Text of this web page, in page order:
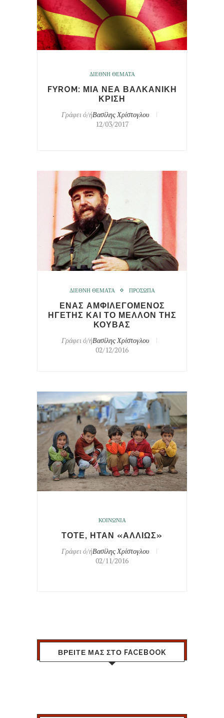
ΔΙΕΘΝΗ ΘΕΜΑΤΑ
FYROM: ΜΙΑ ΝΕΑ ΒΑΛΚΑΝΙΚΗ
ΚΡΙΣΗ
Γράφει ό/ήΒασίλης Χρίστογλου
12/03/2017
ΔΙΕΘΝΗ ΘΕΜΑΤΑ ΠΡΟΣΩΠΑ
ΕΝΑΣ ΑΜΦΙΛΕΓΟΜΕΝΟΣ
ΗΓΕΤΗΣ ΚΑΙ ΤΟ ΜΕΛΛΟΝ ΤΗΣ
ΚΟΥΒΑΣ
Γράφει ό/ήΒασίλης Χρίστογλου
02/12/2016
ΚΟΙΝΩΝΙΑ
ΤΟΤΕ, ΗΤΑΝ «ΑΛΛΙΩΣ»
Γράφει ό/ήΒασίλης Χρίστογλου
02/11/2016
ΒΡΕΙΤΕ ΜΑΣ ΣΤΟ FACEBOOK